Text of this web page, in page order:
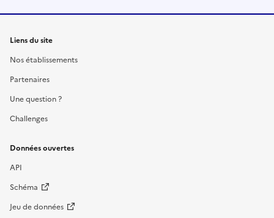
Liens du site
Nos établissements
Partenaires
Une question ?
Challenges
Données ouvertes
API
Schéma
Jeu de données